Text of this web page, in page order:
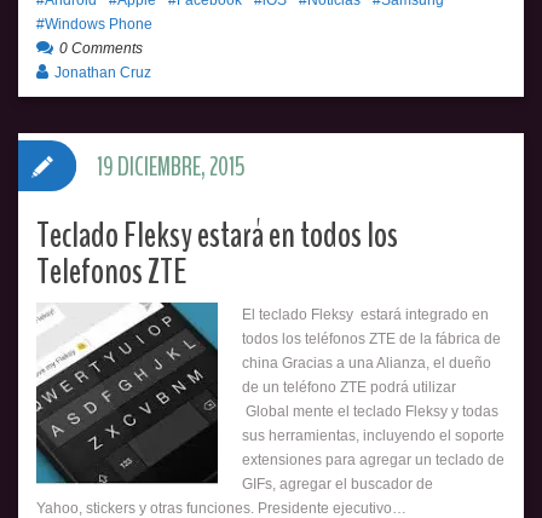
Windows Phone
0 Comments
Jonathan Cruz
Teclado Fleksy estará en todos los
Telefonos ZTE
El teclado Fleksy estará integrado en
todos los teléfonos ZTE de la fábrica de
china Gracias a una Alianza, el dueño
de un teléfono ZTE podrá utilizar
Global mente el teclado Fleksy y todas
sus herramientas, incluyendo el soporte
extensiones para agregar un teclado de
GIFs, agregar el buscador de
Yahoo, stickers y otras funciones. Presidente ejecutivo…
19 DICIEMBRE, 2015